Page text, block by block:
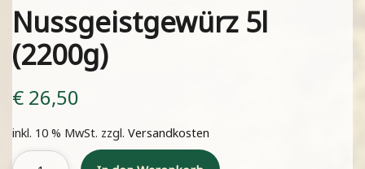
Nussgeistgewürz 5l
(2200g)
€ 26,50
inkl. 10 % MwSt. zzgl.Versandkosten